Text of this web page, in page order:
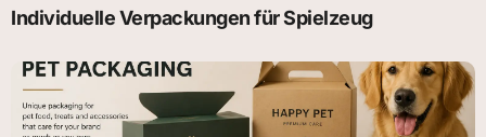
Individuelle Verpackungen für Spielzeug